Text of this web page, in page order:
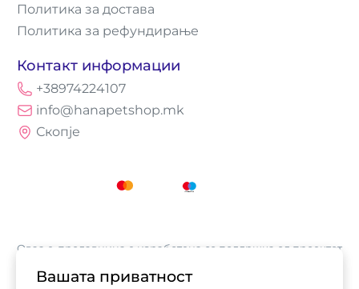
Вашата приватност
Политика за достава
Политика за рефундирање
Контакт информации
+38974224107
info@hanapetshop.mk
Скопје
Оваа е-продавница е изработена со поддршка од проектот
„Е-трговија: Супермоќ за локалните бизниси vol.2",